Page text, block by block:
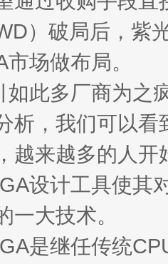
）破局后，紫
场做布局。
如此多厂商为之
析，我们可以
越来越多的人
设计工具使其
一大技术。
是继任传统